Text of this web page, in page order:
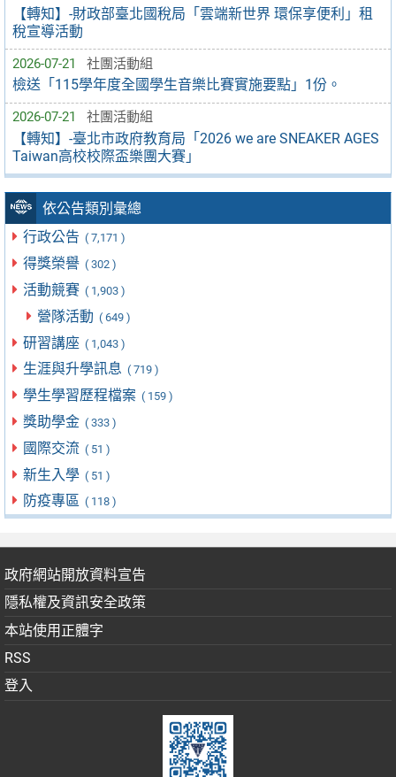
【轉知】-財政部臺北國稅局「雲端新世界 環保享便利」租
稅宣導活動
2026-07-21 社團活動組
檢送「115學年度全國學生音樂比賽實施要點」1份。
2026-07-21 社團活動組
【轉知】-臺北市政府教育局「2026 we are SNEAKER AGES
Taiwan高校校際盃樂團大賽」
依公告類別彙總
行政公告 ( 7,171 )
得獎榮譽 ( 302 )
活動競賽 ( 1,903 )
營隊活動 ( 649 )
研習講座 ( 1,043 )
生涯與升學訊息 ( 719 )
學生學習歷程檔案 ( 159 )
獎助學金 ( 333 )
國際交流 ( 51 )
新生入學 ( 51 )
防疫專區 ( 118 )
政府網站開放資料宣告
隱私權及資訊安全政策
本站使用正體字
RSS
登入